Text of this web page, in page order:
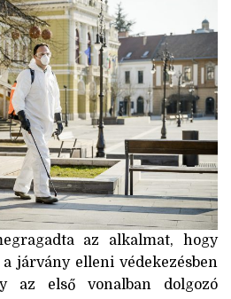
az alkalmat, hogy
járvány elleni védekezésben
az első vonalban dolgozó